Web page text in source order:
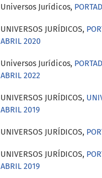
Universos Jurídicos,
UNIVERSOS JURÍDICOS,
ABRIL 2020
Universos Jurídicos,
ABRIL 2022
UNIVERSOS JURÍDICOS,
ABRIL 2019
UNIVERSOS JURÍDICOS,
UNIVERSOS JURÍDICOS,
ABRIL 2019